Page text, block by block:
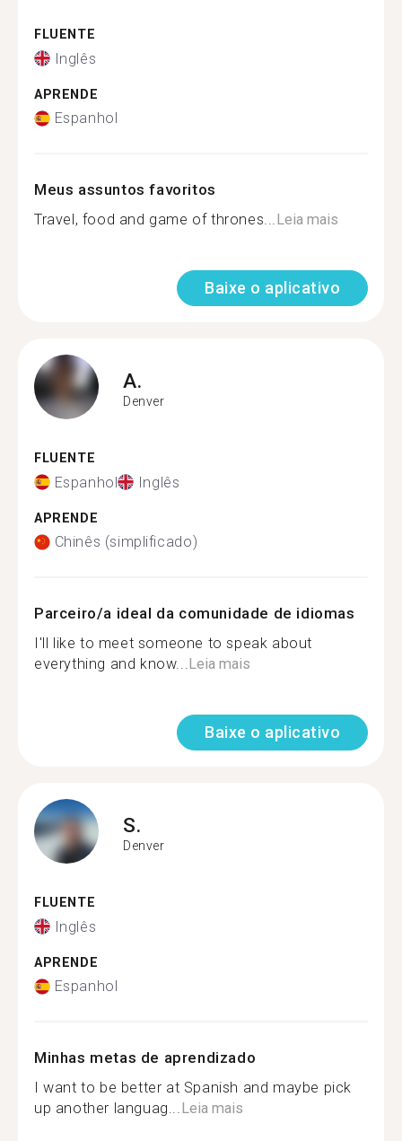
FLUENTE
Inglês
APRENDE
Espanhol
Meus assuntos favoritos
Travel, food and game of thrones...Leia mais
Baixe o aplicativo
A.
Denver
FLUENTE
Espanhol Inglês
APRENDE
Chinês (simplificado)
Parceiro/a ideal da comunidade de idiomas
I'll like to meet someone to speak about
everything and know...Leia mais
Baixe o aplicativo
S.
Denver
FLUENTE
Inglês
APRENDE
Espanhol
Minhas metas de aprendizado
I want to be better at Spanish and maybe pick
up another languag...Leia mais